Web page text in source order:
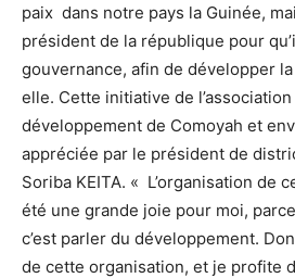
paix dans notre pays la Guinée,
président de la république pour
gouvernance, afin de développer
elle. Cette initiative de
développement de Comoyah et
appréciée par le président de
Soriba KEITA. « L’organisation de
été une grande joie pour moi,
c’est parler du développement.
de cette organisation, et je profite